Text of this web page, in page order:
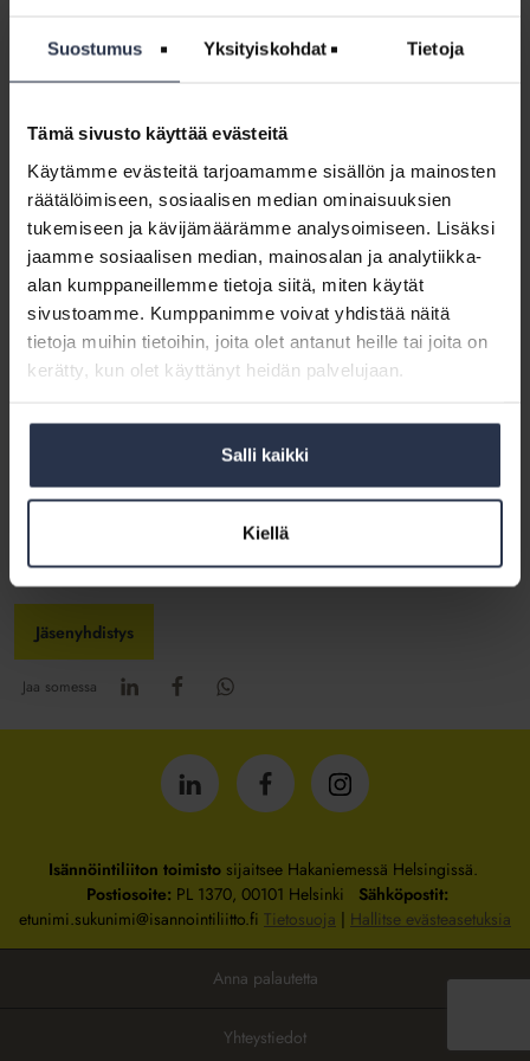
Suostumus Yksityiskohdat Tietoja
Tämä sivusto käyttää evästeitä
Käytämme evästeitä tarjoamamme sisällön ja mainosten
räätälöimiseen, sosiaalisen median ominaisuuksien
tukemiseen ja kävijämäärämme analysoimiseen. Lisäksi
jaamme sosiaalisen median, mainosalan ja analytiikka-
alan kumppaneillemme tietoja siitä, miten käytät
sivustoamme. Kumppanimme voivat yhdistää näitä
tietoja muihin tietoihin, joita olet antanut heille tai joita on
kerätty, kun olet käyttänyt heidän palvelujaan.
Salli kaikki
Kiellä
Yhteystiedot
Puheenjohtaja: Aleksi Puisto
aleksi.puisto@awisto.fi
Varapuheenjohtaja: Kari Lairila
kari.lairila@granlund.fi
Liity jäseneksi
Yhdistykseen liittymiseksi tulee täyttää jäsenhakemus. Jäseneksi voi
liittyä isännöitsijä, joka on toiminut alalla nuhteettomasti vähintään
kuusi kuukautta.
Yhdistyksen jäsenhakemus
Yhdistyksen sivut
Jäsenyhdistys
Jaa somessa
Isännöintiliitto
LinkedInissä
Isännöintiliitto
Facebookissa
Isännöintiliitto
Instagrammissa
Isännöintiliiton toimistosijaitsee Hakaniemessä Helsingissä.
Postiosoite: PL 1370, 00101 Helsinki Sähköpostit:
etunimi.sukunimi@isannointiliitto.fi Tietosuoja | Hallitse evästeasetuksia
Anna palautetta
Yhteystiedot